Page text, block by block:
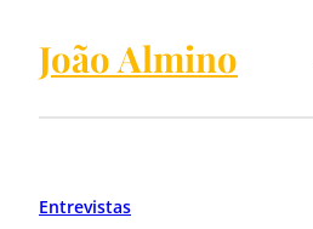
João Almino
Entrevistas